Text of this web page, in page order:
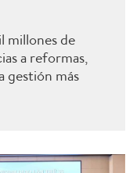
millones de
a reformas,
gestión más